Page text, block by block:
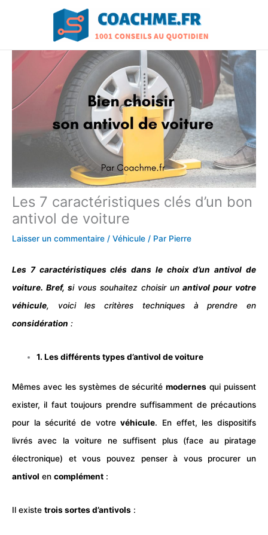
Les 7 caractéristiques clés d’un bon
antivol de voiture
Laisser un commentaire / Véhicule / Par Pierre
Les 7 caractéristiques clés dans le choix d’un antivol de
voiture. Bref, si vous souhaitez choisir un antivol pour votre
véhicule, voici les critères techniques à prendre en
considération :
1. Les différents types d’antivol de voiture
Mêmes avec les systèmes de sécuritémodernes qui puissent
exister, il faut toujours prendre suffisamment de précautions
pour la sécurité de votrevéhicule. En effet, les dispositifs
livrés avec la voiture ne suffisent plus (face au piratage
électronique) et vous pouvez penser à vous procurer un
antivol en complément :
Il existe trois sortes d’antivols :